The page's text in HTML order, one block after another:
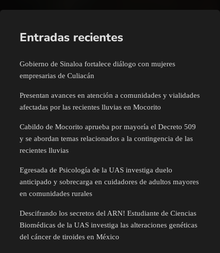
Entradas recientes
Gobierno de Sinaloa fortalece diálogo con mujeres
empresarias de Culiacán
Presentan avances en atención a comunidades y vialidades
afectadas por las recientes lluvias en Mocorito
Cabildo de Mocorito aprueba por mayoría el Decreto 509
y se abordan temas relacionados a la contingencia de las
recientes lluvias
Egresada de Psicología de la UAS investiga duelo
anticipado y sobrecarga en cuidadores de adultos mayores
en comunidades rurales
Descifrando los secretos del ARN! Estudiante de Ciencias
Biomédicas de la UAS investiga las alteraciones genéticas
del cáncer de tiroides en México